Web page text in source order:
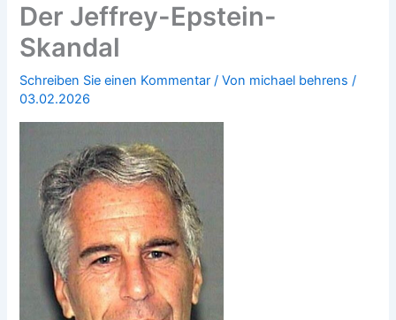
Der Jeffrey-Epstein-
Skandal
Schreiben Sie einen Kommentar / Von michael behrens/
03.02.2026